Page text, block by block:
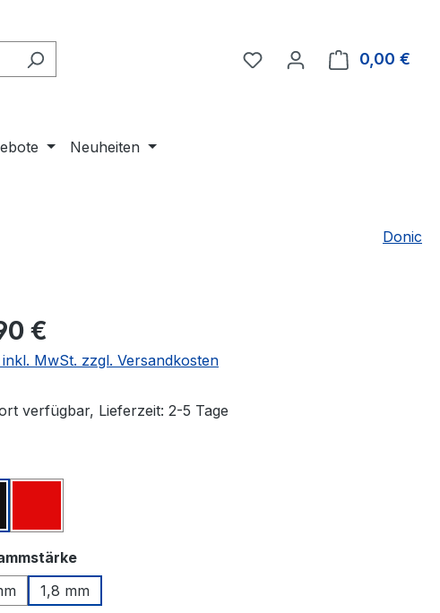
Du hast 0 Produkte auf
0,00 €
Neuheiten
Donic
Preis:
€
inkl. MwSt. zzgl. Versandkosten
verfügbar, Lieferzeit: 2-5 Tage
auswählen
1,8 mm